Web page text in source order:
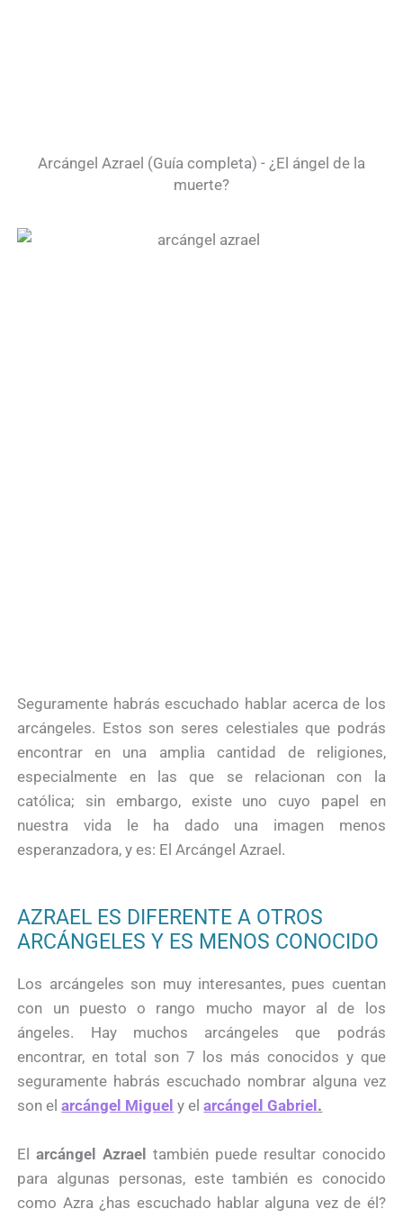
Arcángel Azrael (Guía completa) - ¿El ángel de la
muerte?
Seguramente habrás escuchado hablar acerca de los
arcángeles. Estos son seres celestiales que podrás
encontrar en una amplia cantidad de religiones,
especialmente en las que se relacionan con la
católica; sin embargo, existe uno cuyo papel en
nuestra vida le ha dado una imagen menos
esperanzadora, y es: El Arcángel Azrael.
AZRAEL ES DIFERENTE A OTROS
ARCÁNGELES Y ES MENOS CONOCIDO
Los arcángeles son muy interesantes, pues cuentan
con un puesto o rango mucho mayor al de los
ángeles. Hay muchos arcángeles que podrás
encontrar, en total son 7 los más conocidos y que
seguramente habrás escuchado nombrar alguna vez
son elarcángel Miguel y elarcángel Gabriel.
Elarcángel Azrael también puede resultar conocido
para algunas personas, este también es conocido
como Azra ¿has escuchado hablar alguna vez de él?